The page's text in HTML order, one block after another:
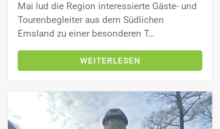
Mai lud die Region interessierte Gäste- und
Tourenbegleiter aus dem Südlichen
Emsland zu einer besonderen T…
WEITERLESEN